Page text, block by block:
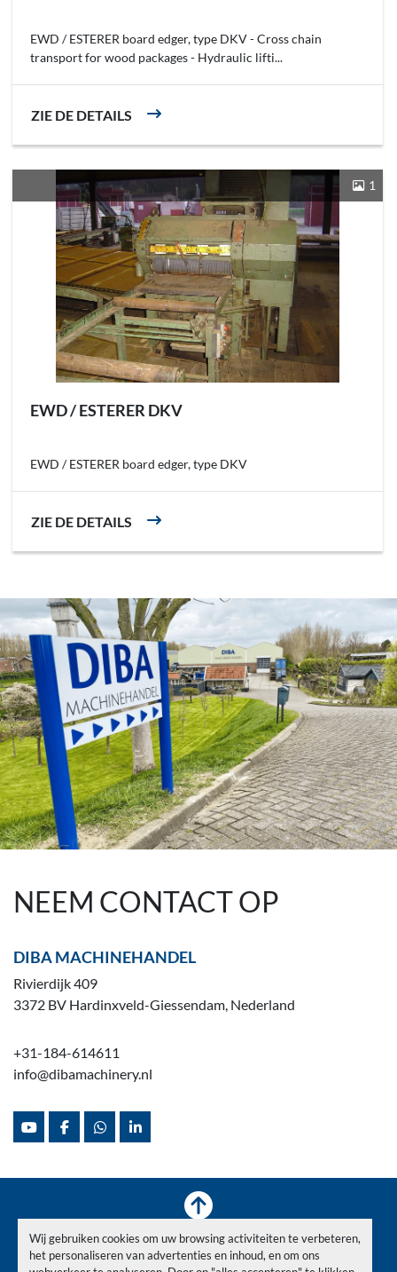
Wij gebruiken cookies om uw browsing activiteiten te verbeteren,
het personaliseren van advertenties en inhoud, en om ons
EWD / ESTERER board edger, type DKV - Cross chain
transport for wood packages - Hydraulic lifti...
ZIE DE DETAILS
1
EWD / ESTERER DKV
EWD / ESTERER board edger, type DKV
ZIE DE DETAILS
NEEM CONTACT OP
DIBA MACHINEHANDEL
Rivierdijk 409
3372 BV Hardinxveld-Giessendam, Nederland
+31-184-614611
info@dibamachinery.nl
youtubefacebookwhatsapplinkedin
Voorraad Verkocht Nieuws Over ons
Contact
Privacy Policy